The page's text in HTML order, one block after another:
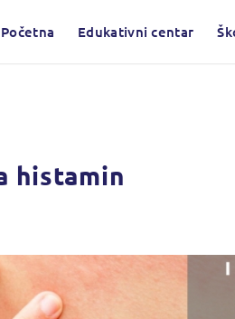
Početna Edukativni centar
histamin